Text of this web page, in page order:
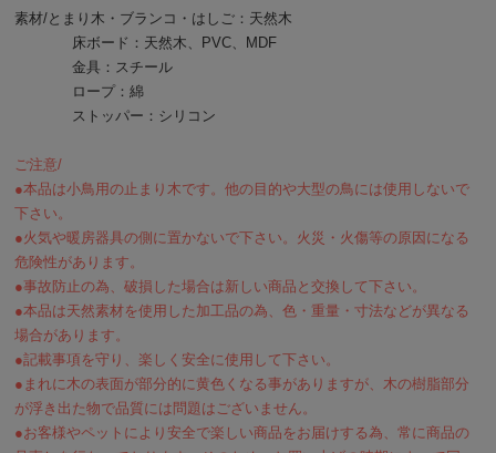
素材/とまり木・ブランコ・はしご：天然木
床ボード：天然木、PVC、MDF
金具：スチール
ロープ：綿
ストッパー：シリコン
ご注意/
●本品は小鳥用の止まり木です。他の目的や大型の鳥には使用しないで
下さい。
●火気や暖房器具の側に置かないで下さい。火災・火傷等の原因になる
危険性があります。
●事故防止の為、破損した場合は新しい商品と交換して下さい。
●本品は天然素材を使用した加工品の為、色・重量・寸法などが異なる
場合があります。
●記載事項を守り、楽しく安全に使用して下さい。
●まれに木の表面が部分的に黄色くなる事がありますが、木の樹脂部分
が浮き出た物で品質には問題はございません。
●お客様やペットにより安全で楽しい商品をお届けする為、常に商品の